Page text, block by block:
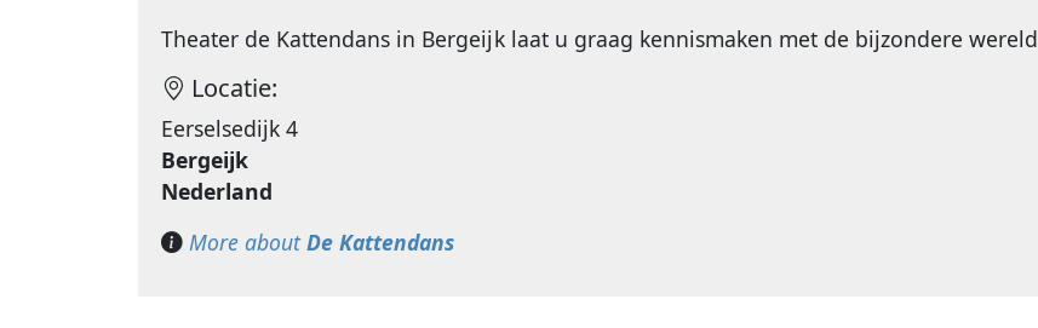
Theater de Kattendans in Bergeijk laat u graag kennismaken met de bijzondere
Locatie:
Eerselsedijk 4
Bergeijk
Nederland
More aboutDe Kattendans